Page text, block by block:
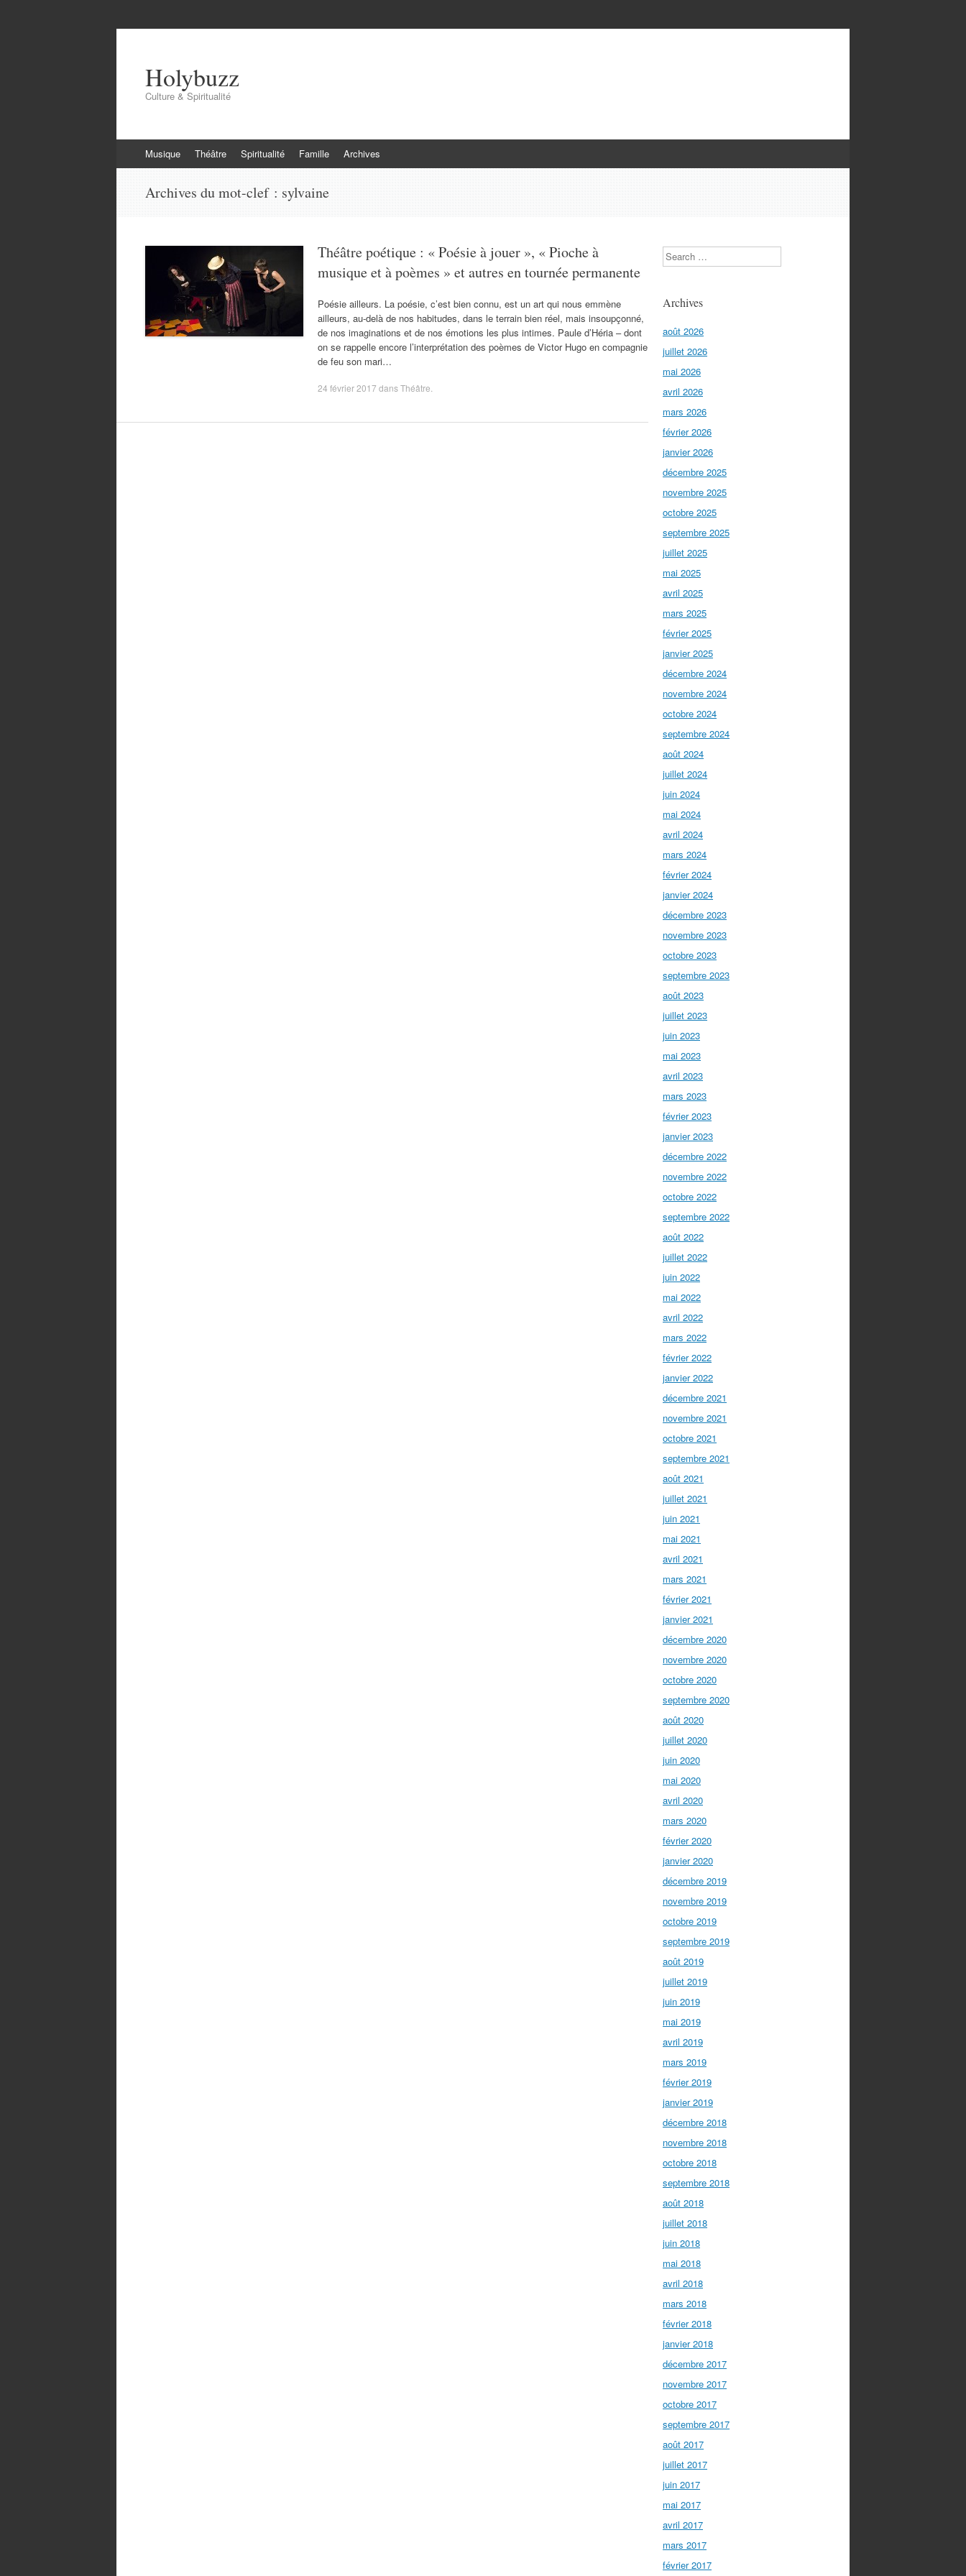
Holybuzz
Culture & Spiritualité
au
Musique Théâtre Spiritualité Famille Archives
Archives du mot-clef : sylvaine
Théâtre poétique : « Poésie à jouer », « Pioche à
musique et à poèmes » et autres en tournée permanente
Poésie ailleurs. La poésie, c’est bien connu, est un art qui nous emmène
ailleurs, au-delà de nos habitudes, dans le terrain bien réel, mais insoupçonné,
de nos imaginations et de nos émotions les plus intimes. Paule d’Héria – dont
on se rappelle encore l’interprétation des poèmes de Victor Hugo en compagnie
de feu son mari…
24 février 2017 dansThéâtre
Search
Archives
août 2026
juillet 2026
mai 2026
avril 2026
mars 2026
février 2026
janvier 2026
décembre 2025
novembre 2025
octobre 2025
septembre 2025
juillet 2025
mai 2025
avril 2025
mars 2025
février 2025
janvier 2025
décembre 2024
novembre 2024
octobre 2024
septembre 2024
août 2024
juillet 2024
juin 2024
mai 2024
avril 2024
mars 2024
février 2024
janvier 2024
décembre 2023
novembre 2023
octobre 2023
septembre 2023
août 2023
juillet 2023
juin 2023
mai 2023
avril 2023
mars 2023
février 2023
janvier 2023
décembre 2022
novembre 2022
octobre 2022
septembre 2022
août 2022
juillet 2022
juin 2022
mai 2022
avril 2022
mars 2022
février 2022
janvier 2022
décembre 2021
novembre 2021
octobre 2021
septembre 2021
août 2021
juillet 2021
juin 2021
mai 2021
avril 2021
mars 2021
février 2021
janvier 2021
décembre 2020
novembre 2020
octobre 2020
septembre 2020
août 2020
juillet 2020
juin 2020
mai 2020
avril 2020
mars 2020
février 2020
janvier 2020
décembre 2019
novembre 2019
octobre 2019
septembre 2019
août 2019
juillet 2019
juin 2019
mai 2019
avril 2019
mars 2019
février 2019
janvier 2019
décembre 2018
novembre 2018
octobre 2018
septembre 2018
août 2018
juillet 2018
juin 2018
mai 2018
avril 2018
mars 2018
février 2018
janvier 2018
décembre 2017
novembre 2017
octobre 2017
septembre 2017
août 2017
juillet 2017
juin 2017
mai 2017
avril 2017
mars 2017
février 2017